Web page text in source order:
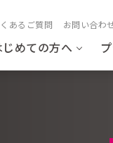
あるご質問 お問い合わ
じめての方へ